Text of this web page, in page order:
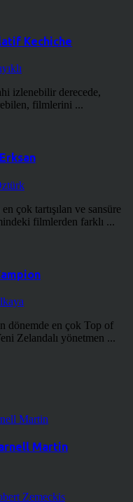
Kechiche
izlenebilir derecede,
filmlerini ...
çok tartışılan ve sansüre
filmlerden farklı ...
dönemde en çok Top of
Zelandalı yönetmen ...
Martin